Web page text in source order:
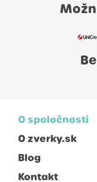
O spoločnosti
O zverky.sk
Blog
Kontakt